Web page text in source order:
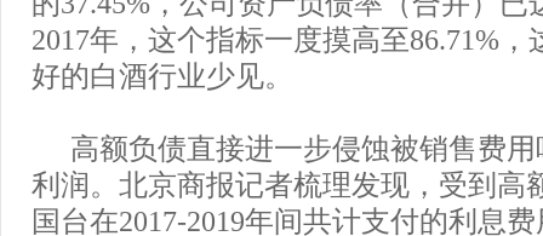
2017年，这个指标一度摸高至86.71%，
好的白酒行业少见。
高额负债直接进一步侵蚀被销售费
利润。北京商报记者梳理发现，受到高
国台在2017-2019年间共计支付的利息